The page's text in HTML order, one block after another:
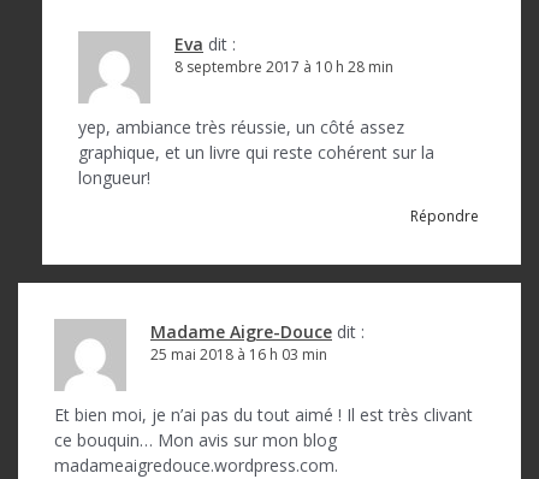
Eva dit :
8 septembre 2017 à 10 h 28 min
yep, ambiance très réussie, un côté assez
graphique, et un livre qui reste cohérent sur la
longueur!
Répondre
Madame Aigre-Douce dit :
25 mai 2018 à 16 h 03 min
Et bien moi, je n’ai pas du tout aimé ! Il est très clivant
ce bouquin… Mon avis sur mon blog
madameaigredouce.wordpress.com.